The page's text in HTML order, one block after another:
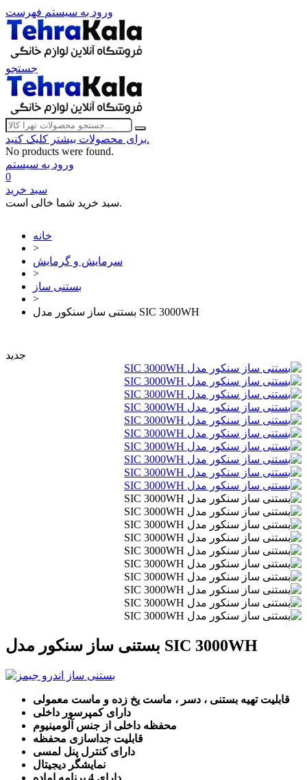
ورود به سیستم فهرست
جستجو
برای محصولات بیشتر کلیک کنید.
No products were found.
ورود به سیستم
0
سبد خرید
سبد خرید شما خالی است.
خانه
>
سرمایش و گرمایش
>
بستنی ساز
>
بستنی ساز سنکور مدل SIC 3000WH
جدید
بستنی ساز سنکور مدل SIC 3000WH